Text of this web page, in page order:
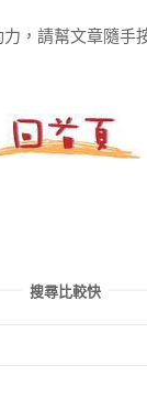
，請幫文章隨手
搜尋比較快